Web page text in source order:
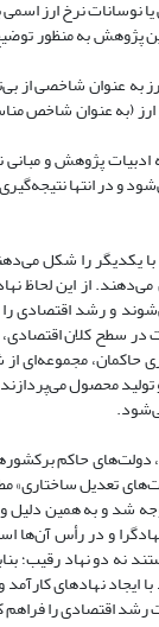
نرخ ارز اسمی
پژوهش به منظور
(به عنوان شاخص
پژوهش و
و در انتها
یکدیگر را شکل
از این لحاظ
در سطح کلان
حاکمان،
بانک جهانی و صندوق بین‌المللی پول به
نه دو نهاد رقیب؛
نهادهای کارآمد
رشد اقتصادی را